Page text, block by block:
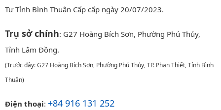
Tư Tỉnh Bình Thuận Cấp cấp ngày 20/07/2023.
Trụ sở chính: G27 Hoàng Bích Sơn, Phường Phú Thủy,
Tỉnh Lâm Đồng.
(Trước đây: G27 Hoàng Bích Sơn, Phường Phú Thủy, TP. Phan Thiết, Tỉnh Bình
Thuận)
Điện thoại: +84 916 131 252